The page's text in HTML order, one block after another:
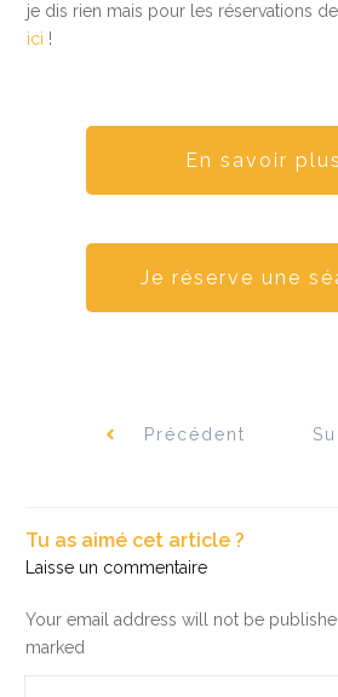
je dis rien mais pour les réservations de
ici !
En savoir
Je réserve une
Précédent
Tu as aimé cet article ?
Laisse un commentaire
Your email address will not be
marked